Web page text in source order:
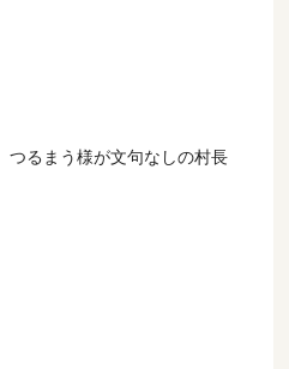
つるまう様が文句なしの村長